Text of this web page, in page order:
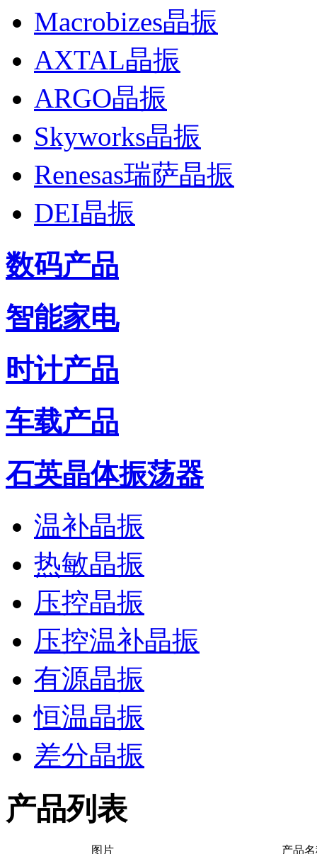
Macrobizes晶振
AXTAL晶振
ARGO晶振
Skyworks晶振
Renesas瑞萨晶振
DEI晶振
数码产品
智能家电
时计产品
车载产品
石英晶体振荡器
温补晶振
热敏晶振
压控晶振
压控温补晶振
有源晶振
恒温晶振
差分晶振
产品列表
图片 产品